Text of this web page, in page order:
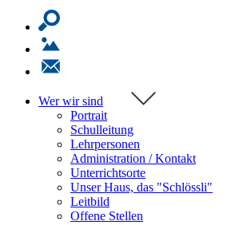
Wer wir sind
Portrait
Schulleitung
Lehrpersonen
Administration / Kontakt
Unterrichtsorte
Unser Haus, das "Schlössli"
Leitbild
Offene Stellen